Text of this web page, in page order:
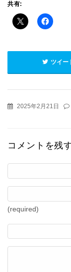
共有:
ツイー
2025年2月21日
コメントを残
(required)